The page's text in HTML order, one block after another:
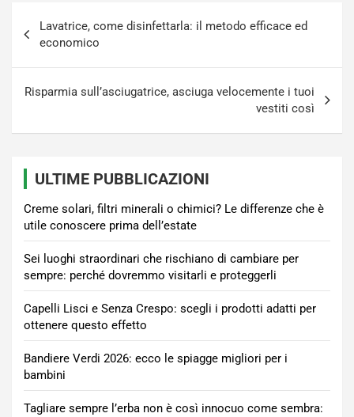
articoli
Lavatrice, come disinfettarla: il metodo efficace ed
economico
Risparmia sull’asciugatrice, asciuga velocemente i tuoi
vestiti così
ULTIME PUBBLICAZIONI
Creme solari, filtri minerali o chimici? Le differenze che è
utile conoscere prima dell’estate
Sei luoghi straordinari che rischiano di cambiare per
sempre: perché dovremmo visitarli e proteggerli
Capelli Lisci e Senza Crespo: scegli i prodotti adatti per
ottenere questo effetto
Bandiere Verdi 2026: ecco le spiagge migliori per i
bambini
Tagliare sempre l’erba non è così innocuo come sembra: